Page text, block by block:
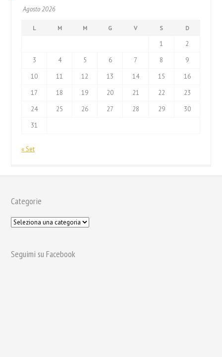
Agosto 2026
L M M G V S D
1
2
3
4 5 6 7 8
9
10
11 12 13 14 15
16
17
18 19 20 21 22
23
24
25 26 27 28 29
30
31
« Set
Categorie
Seguimi su Facebook